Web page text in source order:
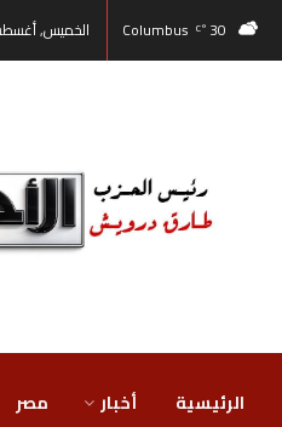
30
°C
Columbus الخميس, أغسطس 6,
الرئيسية أخبار مصر